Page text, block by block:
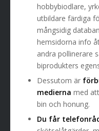
hobbybiodlare,
utbildare färdiga
mångsidig
hemsidorna info
andra pollinerare
biprodukters
Dessutom är
medierna med
bin och honung.
Du får